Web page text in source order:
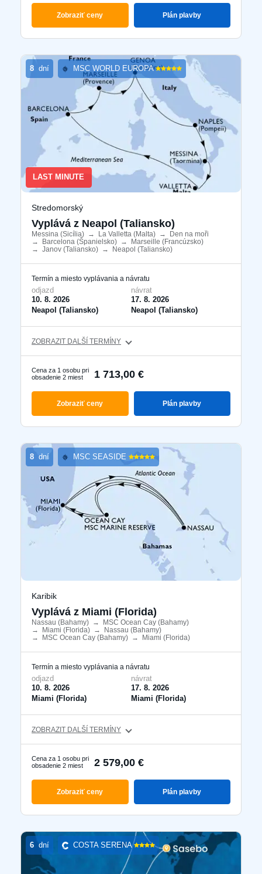
Zobraziť ceny Plán plavby
8dní MSC WORLD EUROPA
LAST MINUTE
Stredomorský
Vyplává z Neapol (Taliansko)
Messina (Sicília) → La Valletta (Malta) → Den na moři
→ Barcelona ​​(Španielsko) → Marseille (Francúzsko)
→ Janov (Taliansko) → Neapol (Taliansko)
Termín a miesto vyplávania a návratu
odjazd
10. 8. 2026
Neapol (Taliansko)
návrat
17. 8. 2026
Neapol (Taliansko)
ZOBRAZIT DALŠÍ TERMÍNY
Cena za 1 osobu pri
obsadenie 2 miest
1 713,00 €
Zobraziť ceny Plán plavby
8dní MSC SEASIDE
Karibik
Vyplává z Miami (Florida)
Nassau (Bahamy) → MSC Ocean Cay (Bahamy)
→ Miami (Florida) → Nassau (Bahamy)
→ MSC Ocean Cay (Bahamy) → Miami (Florida)
Termín a miesto vyplávania a návratu
odjazd
10. 8. 2026
Miami (Florida)
návrat
17. 8. 2026
Miami (Florida)
ZOBRAZIT DALŠÍ TERMÍNY
Cena za 1 osobu pri
obsadenie 2 miest
2 579,00 €
Zobraziť ceny Plán plavby
6dní COSTA SERENA